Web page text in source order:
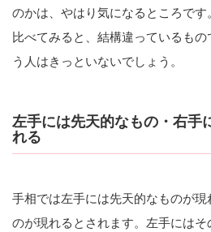
のかは、やはり気になるところで
比べてみると、結構違っているも
う人はきっといないでしょう。
左手には先天的なもの・右手
れる
手相では左手には先天的なものが
のが現れるとされます。左手にはそ